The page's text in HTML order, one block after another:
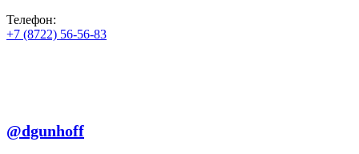
Телефон:
+7 (8722) 56-56-83
@dgunhoff